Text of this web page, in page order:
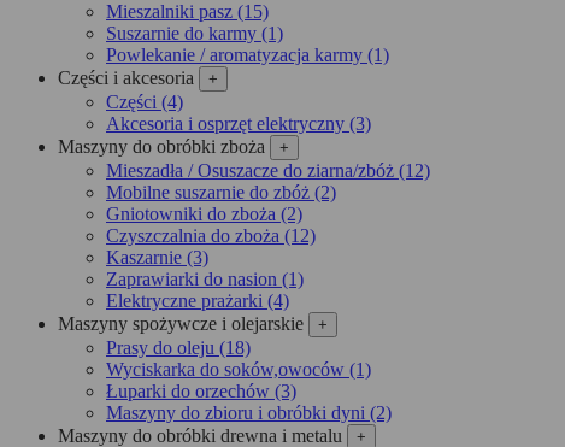
Mieszalniki pasz (15)
Suszarnie do karmy (1)
Powlekanie / aromatyzacja karmy (1)
Części i akcesoria
+
Części (4)
Akcesoria i osprzęt elektryczny (3)
Maszyny do obróbki zboża
+
Mieszadła / Osuszacze do ziarna/zbóż (12)
Mobilne suszarnie do zbóż (2)
Gniotowniki do zboża (2)
Czyszczalnia do zboża (12)
Kaszarnie (3)
Zaprawiarki do nasion (1)
Elektryczne prażarki (4)
Maszyny spożywcze i olejarskie
+
Prasy do oleju (18)
Wyciskarka do soków,owoców (1)
Łuparki do orzechów (3)
Maszyny do zbioru i obróbki dyni (2)
Maszyny do obróbki drewna i metalu
+